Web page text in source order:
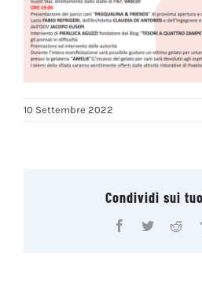
10 Settembre 2022
Condividi sui
Facebook
Twitter